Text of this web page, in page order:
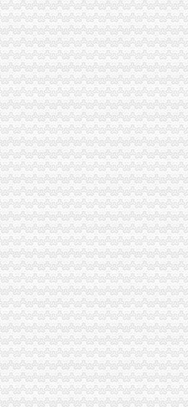
（外贸公司）代办,德工商注册代办【今日
权公司-咨询培训-人民铁道网
限公司-代理进口,代理商检,二手机械进口,
司【今日推荐网-深圳进出口代理】
物进出口报关、各工厂代商检服务、口岸报关、
招生范围,马家堡小学6月24日报名-小学教育-
家堡发廊偶遇品美少女（申请毕业-曲罢论坛
堡自助银行】招商银行渝中区马家堡自助银行
面厂马家堡饮食店】重庆市渝中区大坪制面厂
学附近住宿
页
区马家堡路段变通畅重庆新闻联播—
学介绍_简介-马家堡小学
避难场所到马家堡怎么走？-住哪网
统保养GUNKM2616-油箱及油管路清洗-广州
业务求职_海门临江新区货运代理业务找工作_
审计报告_上市公司_新浪财经_新浪网
司2015年度报告摘要_新浪财经_新浪网
崖豆木厂家/公司-阿里巴巴公司黄页
报税变更股权上门服务的图片】-鹿城临江易登网
师事务所关于南方出版媒股份有限公司发行
报告_证券之星
网易新闻
司
运代理公司】网点,地址,电话,营业时间-大
_志趣网
饮料代理厂家-|必途青岛饮料代理公司排行榜
招商加盟-globrand（全球品牌网）